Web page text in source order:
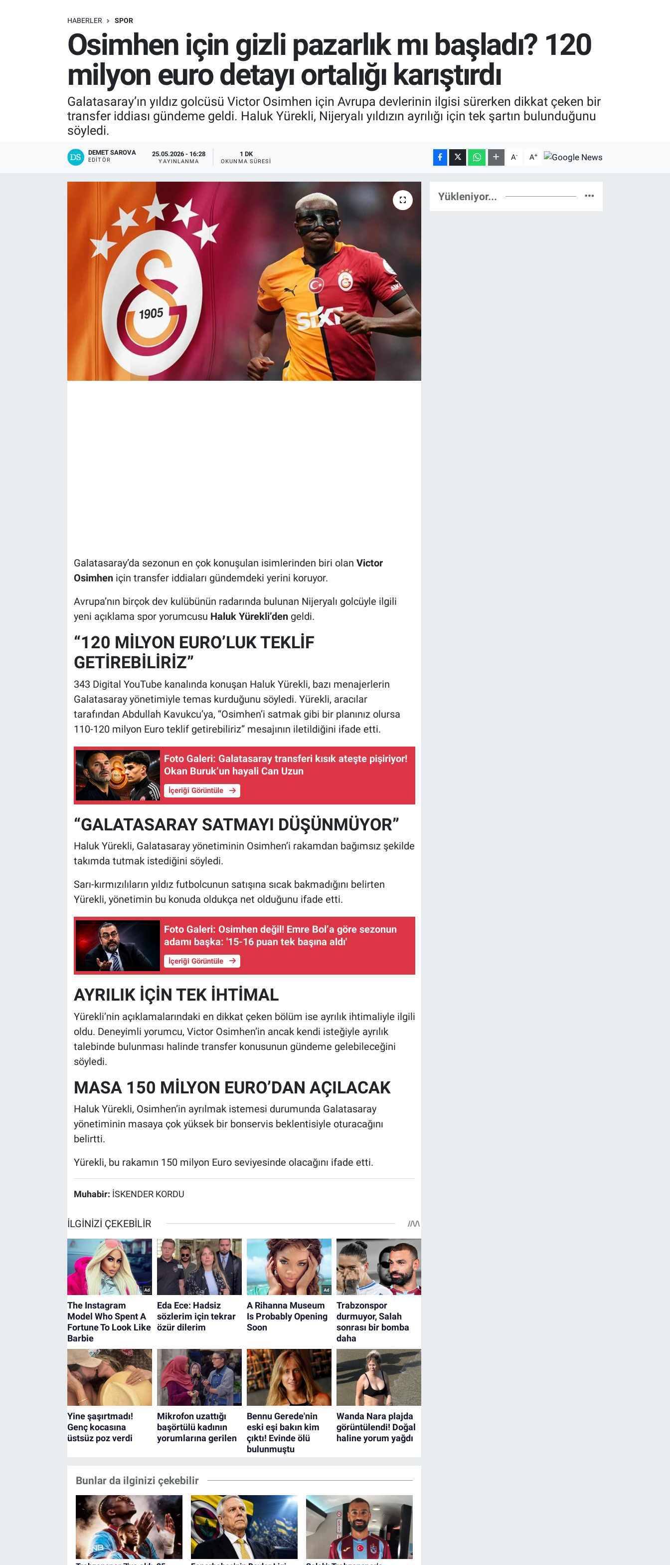
HABERLER SPOR
Osimhen için gizli pazarlık mı başladı? 120
milyon euro detayı ortalığı karıştırdı
Galatasaray’ın yıldız golcüsü Victor Osimhen için Avrupa devlerinin ilgisi sürerken dikkat çeken bir
transfer iddiası gündeme geldi. Haluk Yürekli, Nijeryalı yıldızın ayrılığı için tek şartın bulunduğunu
söyledi.
DEMET SAROVA
EDITÖR
25.05.2026 - 16:28
YAYINLANMA
1 DK
OKUNMA SÜRESI A- A+
Galatasaray’da sezonun en çok konuşulan isimlerinden biri olan Victor
Osimheniçin transfer iddiaları gündemdeki yerini koruyor.
Avrupa’nın birçok dev kulübünün radarında bulunan Nijeryalı golcüyle ilgili
yeni açıklama spor yorumcusu Haluk Yürekli’dengeldi.
“120 MİLYON EURO’LUK TEKLİF
GETİREBİLİRİZ”
343 Digital YouTube kanalında konuşan Haluk Yürekli, bazı menajerlerin
Galatasaray yönetimiyle temas kurduğunu söyledi. Yürekli, aracılar
tarafından Abdullah Kavukcu’ya, “Osimhen’i satmak gibi bir planınız olursa
110-120 milyon Euro teklif getirebiliriz” mesajının iletildiğini ifade etti.
Foto Galeri: Galatasaray transferi kısık ateşte pişiriyor!
Okan Buruk’un hayali Can Uzun
İçeriği Görüntüle
“GALATASARAY SATMAYI DÜŞÜNMÜYOR”
Haluk Yürekli, Galatasaray yönetiminin Osimhen’i rakamdan bağımsız şekilde
takımda tutmak istediğini söyledi.
Sarı-kırmızılıların yıldız futbolcunun satışına sıcak bakmadığını belirten
Yürekli, yönetimin bu konuda oldukça net olduğunu ifade etti.
Foto Galeri: Osimhen değil! Emre Bol’a göre sezonun
adamı başka: '15-16 puan tek başına aldı'
İçeriği Görüntüle
AYRILIK İÇİN TEK İHTİMAL
Yürekli’nin açıklamalarındaki en dikkat çeken bölüm ise ayrılık ihtimaliyle ilgili
oldu. Deneyimli yorumcu, Victor Osimhen’in ancak kendi isteğiyle ayrılık
talebinde bulunması halinde transfer konusunun gündeme gelebileceğini
söyledi.
MASA 150 MİLYON EURO’DAN AÇILACAK
Haluk Yürekli, Osimhen’in ayrılmak istemesi durumunda Galatasaray
yönetiminin masaya çok yüksek bir bonservis beklentisiyle oturacağını
belirtti.
Yürekli, bu rakamın 150 milyon Euro seviyesinde olacağını ifade etti.
Muhabir: İSKENDER KORDU
Bunlar da ilginizi çekebilir
Yükleniyor...
ÖZEL HABER